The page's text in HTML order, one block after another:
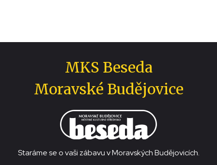
MKS Beseda
Moravské Budějovice
Staráme se o vaši zábavu v Moravských Budějovicích.